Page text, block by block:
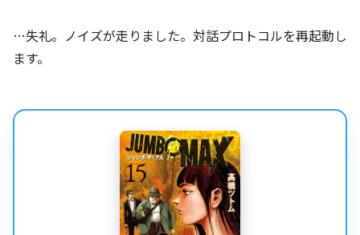
…失礼。ノイズが走りました。対話プロトコルを再起動し
ます。